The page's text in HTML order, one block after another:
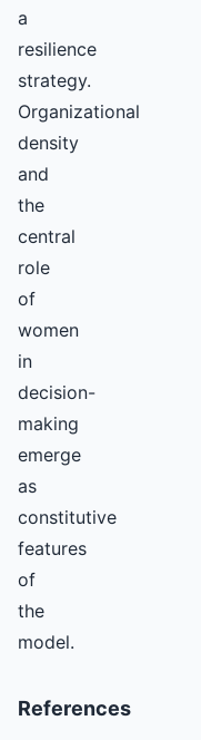
a
resilience
strategy.
Organizational
density
and
the
central
role
of
women
in
decision-
making
emerge
as
constitutive
features
of
the
model.
References